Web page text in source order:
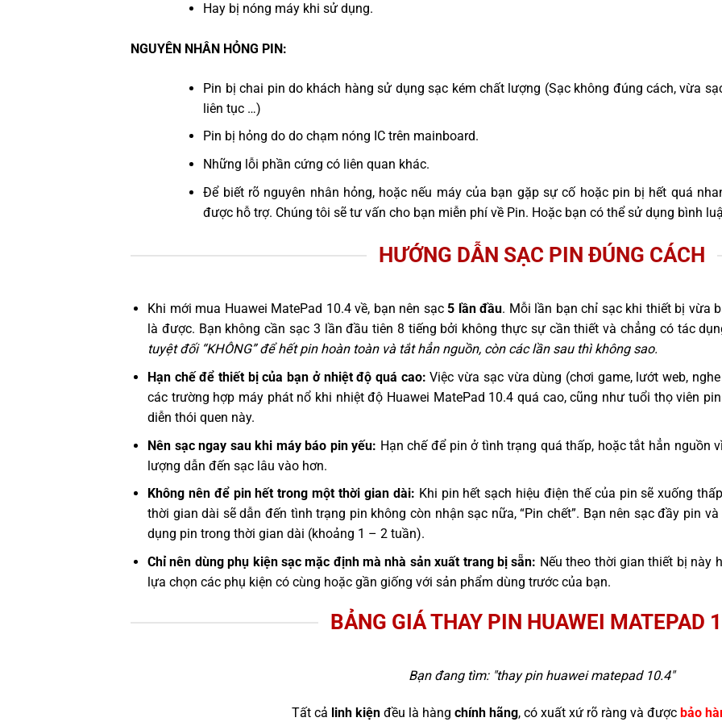
Hay bị nóng máy khi sử dụng.
NGUYÊN NHÂN HỎNG PIN:
Pin bị chai pin do khách hàng sử dụng sạc kém chất lượng (Sạc không đúng cách, vừa
liên tục …)
Pin bị hỏng do do chạm nóng IC trên mainboard.
Những lỗi phần cứng có liên quan khác.
Để biết rõ nguyên nhân hỏng, hoặc nếu máy của bạn gặp sự cố hoặc pin bị hết quá
được hỗ trợ. Chúng tôi sẽ tư vấn cho bạn miễn phí về Pin. Hoặc bạn có thể sử dụng bình
HƯỚNG DẪN SẠC PIN ĐÚNG CÁCH
Khi mới mua Huawei MatePad 10.4 về, bạn nên sạc5 lần đầu. Mỗi lần bạn chỉ sạc khi thiết bị vừa
là được. Bạn không cần sạc 3 lần đầu tiên 8 tiếng bởi không thực sự cần thiết và chẳng có tác
tuyệt đối “KHÔNG” để hết pin hoàn toàn và tắt hẳn nguồn, còn các lần sau thì không sao.
Hạn chế để thiết bị của bạn ở nhiệt độ quá cao: Việc vừa sạc vừa dùng (chơi game, lướt web,
các trường hợp máy phát nổ khi nhiệt độ Huawei MatePad 10.4 quá cao, cũng như tuổi thọ viên
diễn thói quen này.
Nên sạc ngay sau khi máy báo pin yếu: Hạn chế để pin ở tình trạng quá thấp, hoặc tắt hẳn nguồn
lượng dẫn đến sạc lâu vào hơn.
Không nên để pin hết trong một thời gian dài: Khi pin hết sạch hiệu điện thế của pin sẽ xuống
thời gian dài sẽ dẫn đến tình trạng pin không còn nhận sạc nữa, “Pin chết”. Bạn nên sạc đầy pin
dụng pin trong thời gian dài (khoảng 1 – 2 tuần).
Chỉ nên dùng phụ kiện sạc mặc định mà nhà sản xuất trang bị sẵn: Nếu theo thời gian thiết bị này
lựa chọn các phụ kiện có cùng hoặc gần giống với sản phẩm dùng trước của bạn.
BẢNG GIÁ THAY PIN HUAWEI MATEPAD
Bạn đang tìm: "thay pin huawei matepad 10.4"
Tất cả linh kiệnđều là hàng chính hãng, có xuất xứ rõ ràng và được bảo